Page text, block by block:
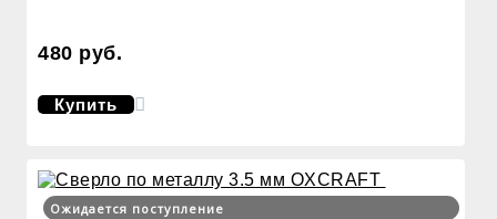
480 руб.
Купить
Ожидается поступление